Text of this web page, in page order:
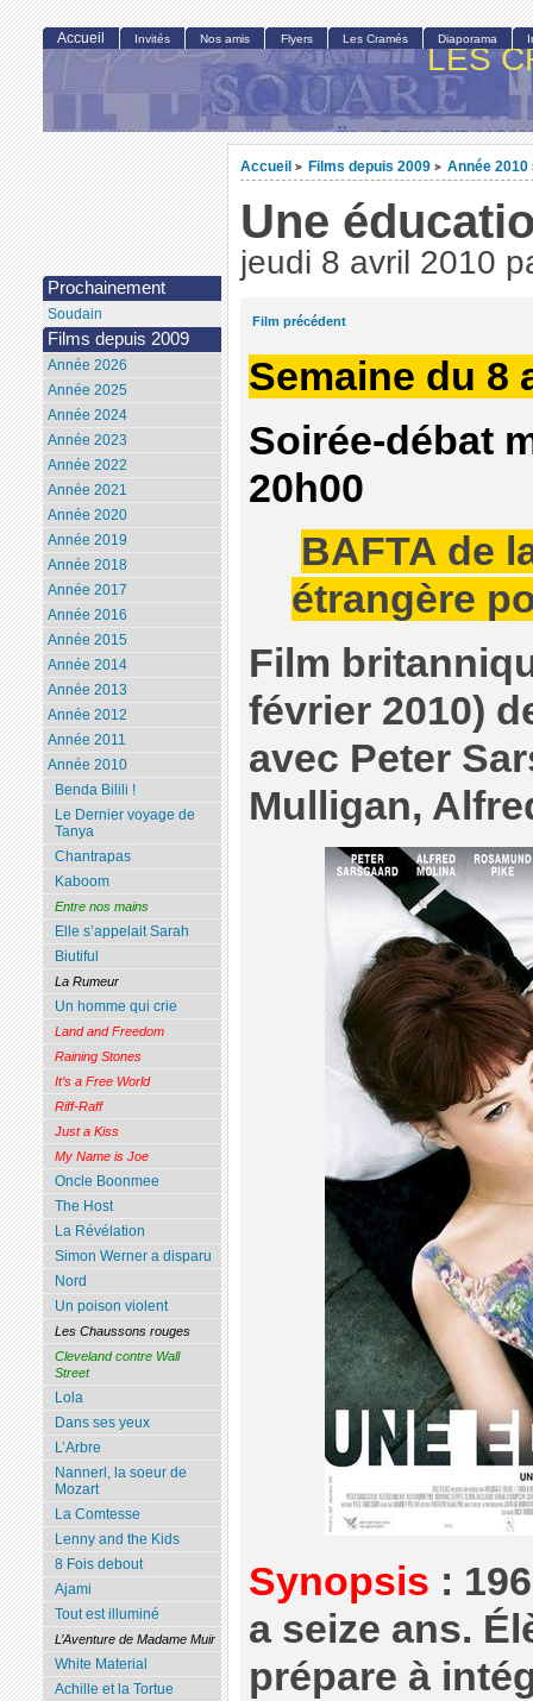
LES
Accueil > Films depuis 2009 > Année 2010
Une
jeudi 8 avril 2010
Film précédent
Semaine du 8
Soirée-débat
20h00
BAFTA de
étrangère
Film
février 2010)
avec Peter
Mulligan,
Synopsis :
a seize ans.
prépare à
Accueil Invités Nos amis Flyers Les Cramés Diaporama
Prochainement
Soudain
Films depuis 2009
Année 2026
Année 2025
Année 2024
Année 2023
Année 2022
Année 2021
Année 2020
Année 2019
Année 2018
Année 2017
Année 2016
Année 2015
Année 2014
Année 2013
Année 2012
Année 2011
Année 2010
Benda Bilili !
Le Dernier voyage de
Tanya
Chantrapas
Kaboom
Entre nos mains
Elle s’appelait Sarah
Biutiful
La Rumeur
Un homme qui crie
Land and Freedom
Raining Stones
It’s a Free World
Riff-Raff
Just a Kiss
My Name is Joe
Oncle Boonmee
The Host
La Révélation
Simon Werner a disparu
Nord
Un poison violent
Les Chaussons rouges
Cleveland contre Wall
Street
Lola
Dans ses yeux
L’Arbre
Nannerl, la soeur de
Mozart
La Comtesse
Lenny and the Kids
8 Fois debout
Ajami
Tout est illuminé
L’Aventure de Madame Muir
White Material
Achille et la Tortue